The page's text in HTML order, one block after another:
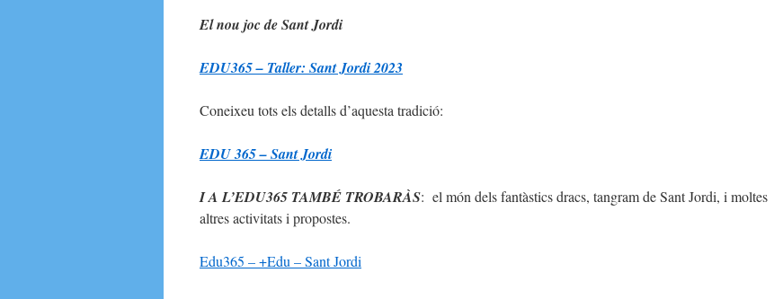
El nou joc de Sant Jordi
EDU365 – Taller: Sant Jordi 2023
Coneixeu tots els detalls d’aquesta tradició:
EDU 365 – Sant Jordi
I A L’EDU365 TAMBÉ TROBARÀS: el món dels fantàstics dracs, tangram de Sant Jordi, i moltes
altres activitats i propostes.
Edu365 – +Edu – Sant Jordi